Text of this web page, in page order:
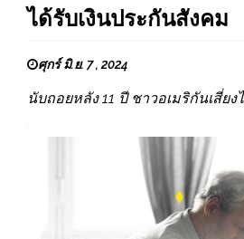
ได้รับเงินประกันสังคม
ศุกร์ มิ.ย. 7 , 2024
นับถอยหลัง 11 ปี ชาวอเมริกันเสี่ยง